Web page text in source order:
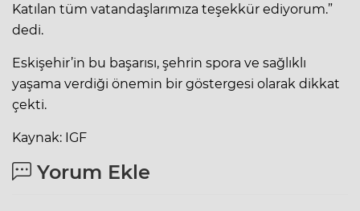
Katılan tüm vatandaşlarımıza teşekkür ediyorum.”
dedi.
Eskişehir’in bu başarısı, şehrin spora ve sağlıklı
yaşama verdiği önemin bir göstergesi olarak dikkat
çekti.
Kaynak: IGF
Yorum Ekle